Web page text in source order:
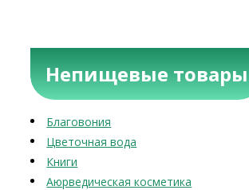
Непищевые товары
Благовония
Цветочная вода
Книги
Аюрведическая косметика